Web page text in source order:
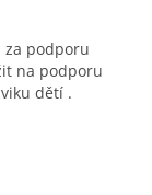
za podporu
na podporu
dětí .